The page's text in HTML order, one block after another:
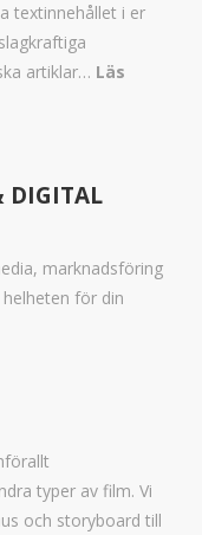
textinnehållet i er
artiklar… Läs
DIGITAL
marknadsföring
för din
typer av film. Vi
och storyboard till